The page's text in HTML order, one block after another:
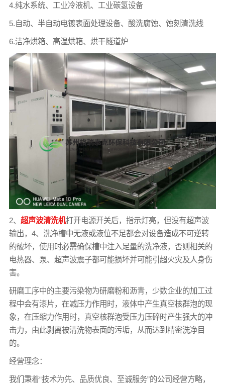
4.纯水系统、工业冷液机、工业碳氢设备
5.自动、半自动电镀表面处理设备、酸洗腐蚀、蚀刻清洗线
6.洁净烘箱、高温烘箱、烘干隧道炉
2、 超声波清洗机打开电源开关后，指示灯亮，但没有超声波
输出，4、洗净槽中无液或液位不足都会对设备造成不可逆转
的破坏，使用时必需确保槽中注入足量的洗净液，否则相关的
电热器、泵、超声波震子都可能损坏并可能引超火灾及人身伤
害。
研磨工序中的主要污染物为研磨粉和沥青，少数企业的加工过
程中会有漆片，在减压力作用时，液体中产生真空核群泡的现
象，在压缩力作用时，真空核群泡受压力压碎时产生强大的冲
击力，由此剥离被清洗物表面的污垢，从而达到精密洗净目
的。
经营理念：
我们秉着“技术为先、品质优良、至诚服务”的公司经营方略，